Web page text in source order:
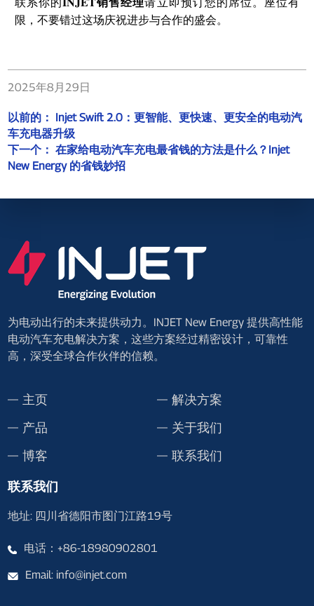
限，不要错过这场庆祝进步与合作的盛会。
2025年8月29日
以前的： Injet Swift 2.0：更智能、更快速、更安全的电动汽
车充电器升级
下一个： 在家给电动汽车充电最省钱的方法是什么？Injet
New Energy 的省钱妙招
为电动出行的未来提供动力。INJET New Energy 提供高性能
电动汽车充电解决方案，这些方案经过精密设计，可靠性
高，深受全球合作伙伴的信赖。
主页
解决方案
产品
关于我们
博客
联系我们
联系我们
地址: 四川省德阳市图门江路19号
电话：+86-18980902801
Email: info@injet.com